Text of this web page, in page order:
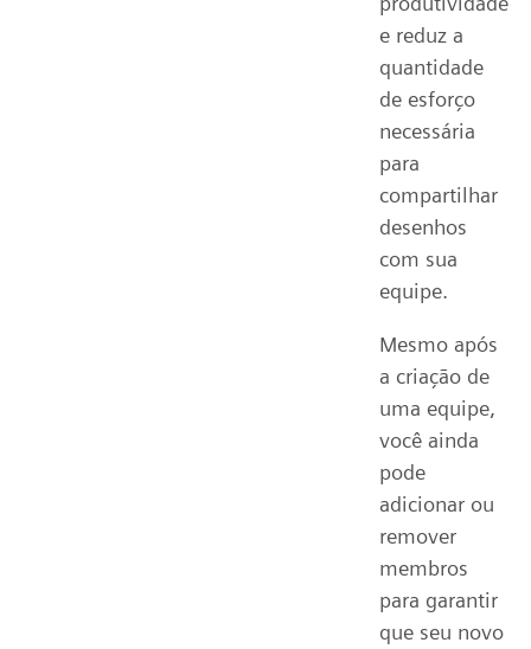
e reduz a
quantidade
de esforço
necessária
para
compartilhar
desenhos
com sua
equipe.
Mesmo após
a criação de
uma equipe,
você ainda
pode
adicionar ou
remover
membros
para garantir
que seu novo